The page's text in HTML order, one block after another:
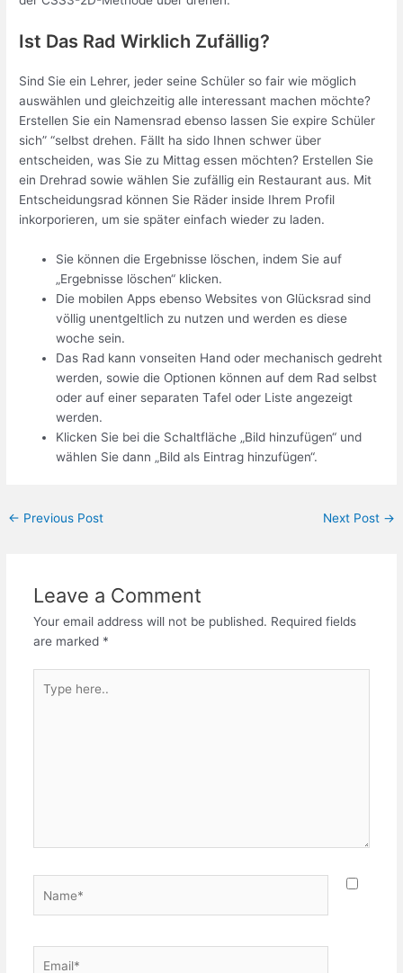
Ist Das Rad Wirklich Zufällig?
Sind Sie ein Lehrer, jeder seine Schüler so fair wie möglich
auswählen und gleichzeitig alle interessant machen möchte?
Erstellen Sie ein Namensrad ebenso lassen Sie expire Schüler
sich” “selbst drehen. Fällt ha sido Ihnen schwer über
entscheiden, was Sie zu Mittag essen möchten? Erstellen Sie
ein Drehrad sowie wählen Sie zufällig ein Restaurant aus. Mit
Entscheidungsrad können Sie Räder inside Ihrem Profil
inkorporieren, um sie später einfach wieder zu laden.
Sie können die Ergebnisse löschen, indem Sie auf
„Ergebnisse löschen“ klicken.
Die mobilen Apps ebenso Websites von Glücksrad sind
völlig unentgeltlich zu nutzen und werden es diese
woche sein.
Das Rad kann vonseiten Hand oder mechanisch gedreht
werden, sowie die Optionen können auf dem Rad selbst
oder auf einer separaten Tafel oder Liste angezeigt
werden.
Klicken Sie bei die Schaltfläche „Bild hinzufügen“ und
wählen Sie dann „Bild als Eintrag hinzufügen“.
← Previous Post Next Post →
Leave a Comment
Your email address will not be published. Required fields
are marked *
here..